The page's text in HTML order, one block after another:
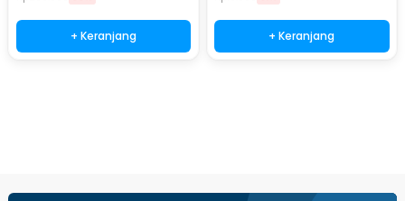
+ Keranjang + Keranjang